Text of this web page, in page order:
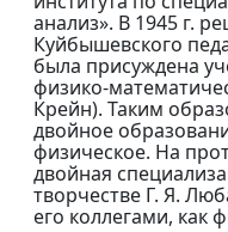
анализ». В 1945 г.
Куйбышевского
была присуждена
физико-
Крейн). Таким
двойное
физическое. На
двойная
творчестве Г. Я.
его коллегами, как